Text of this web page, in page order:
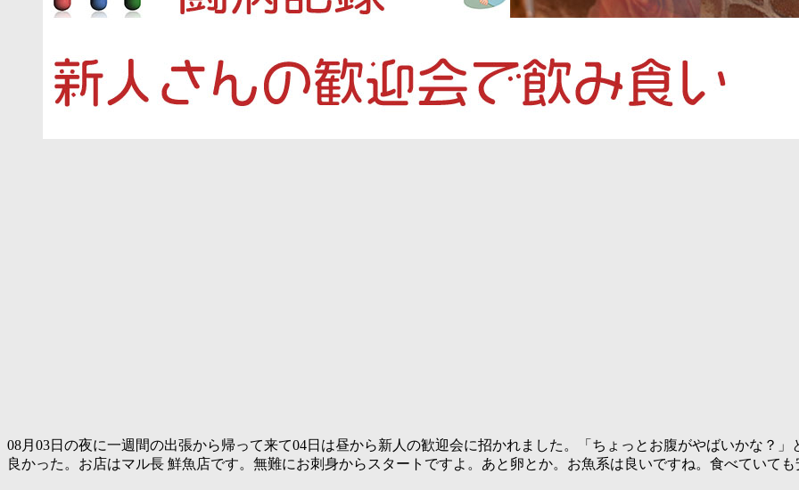
08月03日の夜に一週間の出張から帰って来て04日は昼から新人の歓迎会に招かれました。「ちょっとお腹がやばいかな？
良かった。お店はマル長 鮮魚店です。無難にお刺身からスタートですよ。あと卵とか。お魚系は良いですね。食べていて